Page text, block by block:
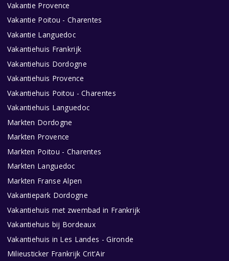
Vakantie Provence
Vakantie Poitou - Charentes
Vakantie Languedoc
Vakantiehuis Frankrijk
Vakantiehuis Dordogne
Vakantiehuis Provence
Vakantiehuis Poitou - Charentes
Vakantiehuis Languedoc
Markten Dordogne
Markten Provence
Markten Poitou - Charentes
Markten Languedoc
Markten Franse Alpen
Vakantiepark Dordogne
Vakantiehuis met zwembad in Frankrijk
Vakantiehuis bij Bordeaux
Vakantiehuis in Les Landes - Gironde
Milieusticker Frankrijk Crit'Air